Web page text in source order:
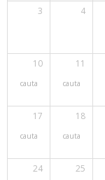
3 4
10
cauta
11
cauta
17
cauta
18
cauta
24 25